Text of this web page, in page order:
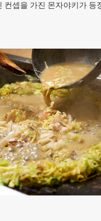
컨셉을 가진 몬자야키가 등